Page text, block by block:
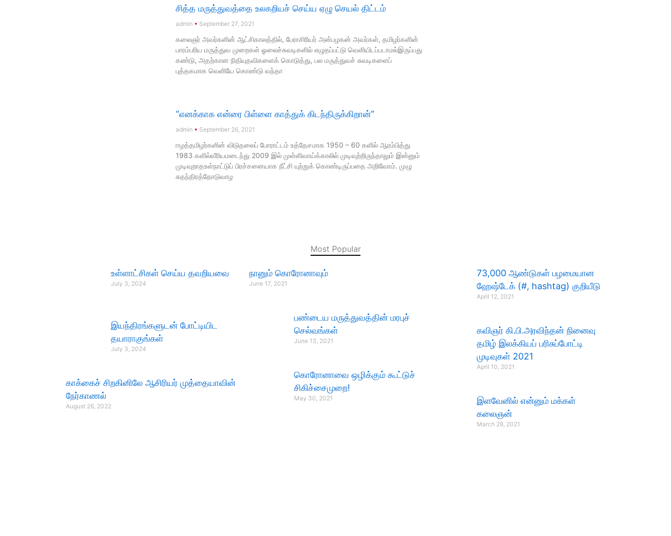
சித்த மருத்துவத்தை உலகறியச் செய்ய ஏழு செயல் திட்டம்
admin September 27, 2021
கலைஞர் அவர்களின் ஆட்சிகாலத்தில், பேராசிரியர் அன்பழகன் அவர்கள், தமிழர்களின்
பாரம்பரிய மருத்துவ முறைகள் ஓலைச்சுவடிகளில் எழுதப்பட்டு வெளியிடப்படாமல்இருப்பது
கண்டு, அதற்கான நிதியுதவிகளைக் கொடுத்து, பல மருத்துவச் சுவடிகளைப்
புத்தகமாக வெளியே கொண்டு வந்தா
“எனக்காக என்ரை பிள்ளை காத்துக் கிடந்திருக்கிறான்”
admin September 26, 2021
ஈழத்தமிழர்களின் விடுதலைப் போராட்டம் உத்தேசமாக 1950 – 60 களில் ஆரம்பித்து
1983 களில்வீரியமடைந்து 2009 இல் முள்ளிவாய்க்காலில் முடிவுற்றிருந்தாலும் இன்னும்
முடிவுறாதஉள்நாட்டுப் பிரச்சனையாக நீட்சி யுற்றுக் கொண்டிருப்பதை அறிவோம். முழு
சுதந்திரத்தோடுவாழ
Most Popular
உள்ளாட்சிகள் செய்ய தவறியவை
July 3, 2024
இயந்திரங்களுடன் போட்டியிட
தயாராகுங்கள்
July 3, 2024
காக்கைச் சிறகினிலே ஆசிரியர் முத்தையாவின்
நேர்காணல்
August 26, 2022
நானும் கொரோனாவும்
June 17, 2021
பண்டைய மருத்துவத்தின் மரபுச்
செல்வங்கள்
June 13, 2021
கொரோனாவை ஒழிக்கும் கூட்டுச்
சிகிச்சைமுறை!
May 30, 2021
73,000 ஆண்டுகள் பழமையான
ஹேஷ்டேக் (#, hashtag) குறியீடு
April 12, 2021
கவிஞர் கி.பி.அரவிந்தன் நினைவு
தமிழ் இலக்கியப் பரிசுப்போட்டி
முடிவுகள் 2021
April 10, 2021
இளவேனில் என்னும் மக்கள்
கலைஞன்
March 28, 2021